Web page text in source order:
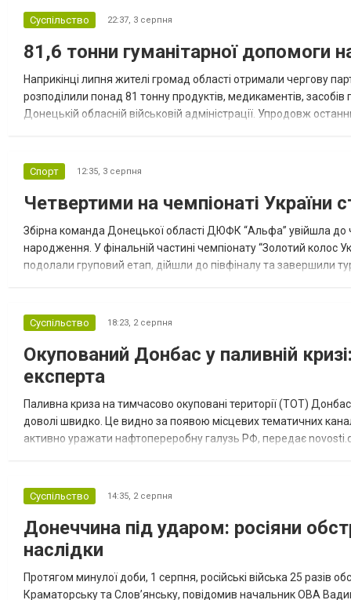
Суспільство 22:37, 3 серпня
81,6 тонни гуманітарної допомоги
Наприкінці липня жителі громад області отримали чергову
розподілили понад 81 тонну продуктів, медикаментів, засобів
Донецькій обласній військовій адміністрації. Упродовж
Спорт 12:35, 3 серпня
Четвертими на чемпіонаті України
Збірна команда Донецької області ДЮФК “Альфа” увійшла до
народження. У фінальній частині чемпіонату “Золотий
подолали груповий етап, дійшли до півфіналу та завершили
Суспільство 18:23, 2 серпня
Окупований Донбас у паливній
експерта
Паливна криза на тимчасово окуповані території (ТОТ)
доволі швидко. Це видно за появою місцевих тематичних
активно уражати нафтопереробну галузь РФ, передає
Суспільство 14:35, 2 серпня
Донеччина під ударом: росіяни
наслідки
Протягом минулої доби, 1 серпня, російські війська 25 разів
Краматорську та Слов’янську, повідомив начальник ОВА